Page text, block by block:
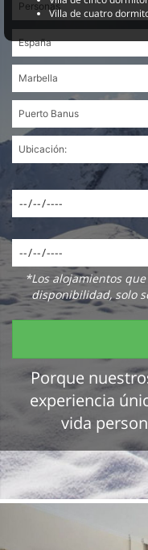
*Los alojamientos
disponibilidad, solo
Porque
experiencia
vida
Villa de cuatro